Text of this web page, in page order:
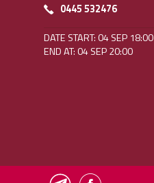
0445 532476
DATE START: 04 SEP 18:00
END AT: 04 SEP 20:00